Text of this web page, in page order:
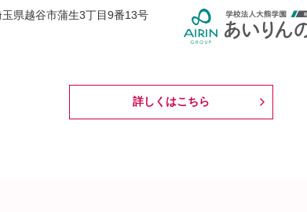
県越谷市蒲生3丁目9番13号
詳しくはこちら